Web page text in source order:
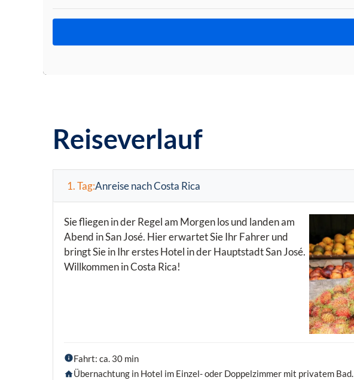
Reiseverlauf
1. Tag:Anreise nach Costa Rica
Sie fliegen in der Regel am Morgen los und landen am
Abend in San José. Hier erwartet Sie Ihr Fahrer und
bringt Sie in Ihr erstes Hotel in der Hauptstadt San José.
Willkommen in Costa Rica!
Fahrt: ca. 30 min
Übernachtung in Hotel im Einzel- oder Doppelzimmer mit privatem Bad.